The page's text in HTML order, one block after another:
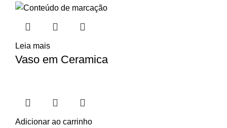
Leia mais
Vaso em Ceramica
Adicionar ao carrinho